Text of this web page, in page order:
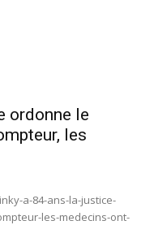
ordonne le
les
a-84-ans-la-justice-
les-medecins-ont-